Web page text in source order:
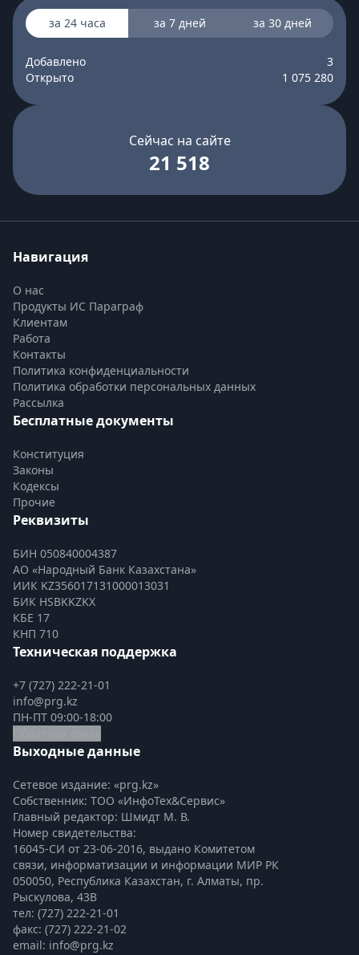
за 24 часа за 7 дней за 30 дней
Добавлено
3
Открыто
1 075 280
Сейчас на сайте
21 518
Навигация
О нас
Продукты ИС Параграф
Клиентам
Работа
Контакты
Политика конфиденциальности
Политика обработки персональных данных
Рассылка
Бесплатные документы
Конституция
Законы
Кодексы
Прочие
Реквизиты
БИН 050840004387
АО «Народный Банк Казахстана»
ИИК KZ356017131000013031
БИК HSBKKZKX
КБЕ 17
КНП 710
Техническая поддержка
+7 (727) 222-21-01
info@prg.kz
ПН-ПТ 09:00-18:00
Выходные данные
Сетевое издание: «prg.kz»
Собственник: ТОО «ИнфоТех&Сервис»
Главный редактор: Шмидт М. В.
Номер свидетельства:
16045-СИ от 23-06-2016, выдано Комитетом
связи, информатизации и информации МИР РК
050050, Республика Казахстан, г. Алматы, пр.
Рыскулова, 43В
тел: (727) 222-21-01
факс: (727) 222-21-02
email: info@prg.kz